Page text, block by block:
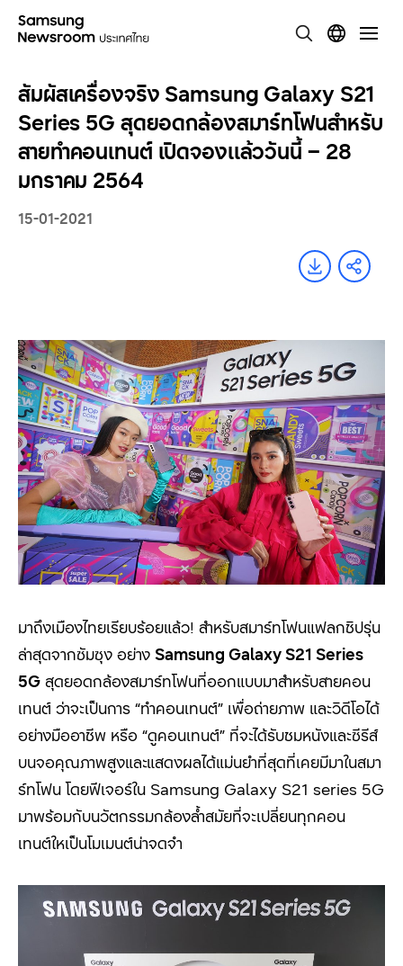
สัมผัสเครื่องจริง Samsung Galaxy S21
Series 5G สุดยอดกล้องสมาร์ทโฟนสำหรับ
สายทำคอนเทนต์ เปิดจองเเล้ววันนี้ – 28
มกราคม 2564
15-01-2021
มาถึงเมืองไทยเรียบร้อยแล้ว! สำหรับสมาร์ทโฟนแฟลกชิปรุ่น
ล่าสุดจากซัมซุง อย่าง Samsung Galaxy S21 Series
5G สุดยอดกล้องสมาร์ทโฟนที่ออกแบบมาสำหรับสายคอน
เทนต์ ว่าจะเป็นการ “ทำคอนเทนต์” เพื่อถ่ายภาพ และวิดีโอได้
อย่างมืออาชีพ หรือ “ดูคอนเทนต์” ที่จะได้รับชมหนังและซีรีส์
บนจอคุณภาพสูงและแสดงผลได้แม่นยำที่สุดที่เคยมีมาในสมา
ร์ทโฟน โดยฟีเจอร์ใน Samsung Galaxy S21 series 5G
มาพร้อมกับนวัตกรรมกล้องล้ำสมัยที่จะเปลี่ยนทุกคอน
เทนต์ใหเป็นโมเมนต์น่าจดจำ